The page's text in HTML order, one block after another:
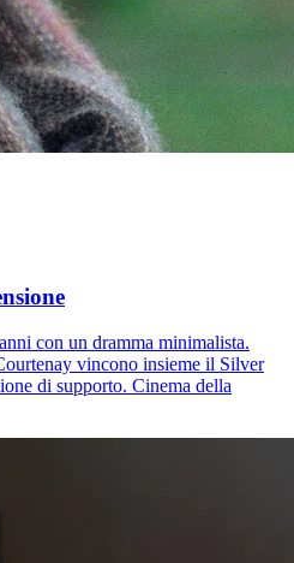
con un dramma minimalista.
vincono insieme il Silver
di supporto. Cinema della